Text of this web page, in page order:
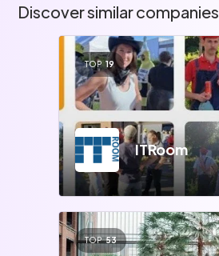
Discover similar companies
TOP 19
ITRoom
TOP 53